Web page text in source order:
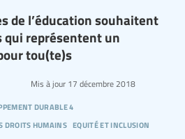
de l’éducation souhaitent
qui représentent un
tou(te)s
durable 4
droits humains equité et inclusion
Mis à jour17 décembre 2018